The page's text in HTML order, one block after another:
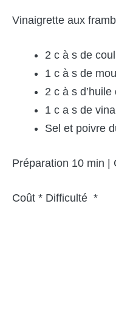
Vinaigrette aux
2 c à s de
1 c à s de
2 c à s
1 c a s de
Sel et poivre
Préparation 10 min |
Coût * Difficulté *